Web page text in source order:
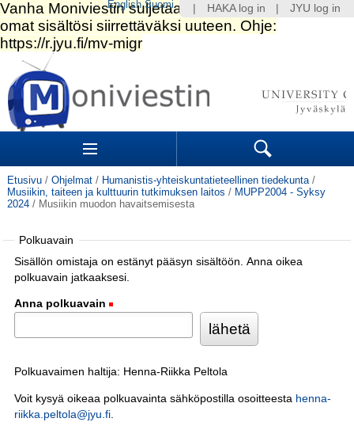
Siirry
sisältöön.
|
Siirry
navigointiin
Sections Search
Etusivu / Ohjelmat / Humanistis-yhteiskuntatieteellinen tiedekunta /
Musiikin, taiteen ja kulttuurin tutkimuksen laitos / MUPP2004 - Syksy
2024 / Musiikin muodon havaitsemisesta
Polkuavain
Sisällön omistaja on estänyt pääsyn sisältöön. Anna oikea
polkuavain jatkaaksesi.
Anna polkuavain
Polkuavaimen haltija: Henna-Riikka Peltola
Voit kysyä oikeaa polkuavainta sähköpostilla osoitteesta henna-
riikka.peltola@jyu.fi.
HAKA log in JYU log in
English Suomi